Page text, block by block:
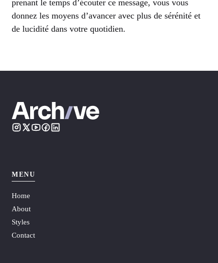
prenant le temps d’écouter ce message, vous vous
donnez les moyens d’avancer avec plus de sérénité et
de lucidité dans votre quotidien.
MENU
Home
About
Styles
Contact